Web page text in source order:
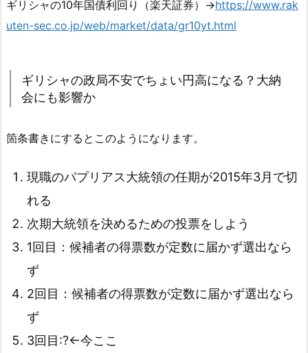
ギリシャの10年国債利回り（楽天証券）→https://www.rak
uten-sec.co.jp/web/market/data/gr10yt.html
ギリシャの政局不安でちょい円高になる？大納
会にも影響か
箇条書きにするとこのようになります。
現職のパプリアス大統領の任期が2015年3月で切
れる
次期大統領を決めるための投票をしよう
1回目：候補者の得票数が定数に届かず選出なら
ず
2回目：候補者の得票数が定数に届かず選出なら
ず
3回目:?←今ここ